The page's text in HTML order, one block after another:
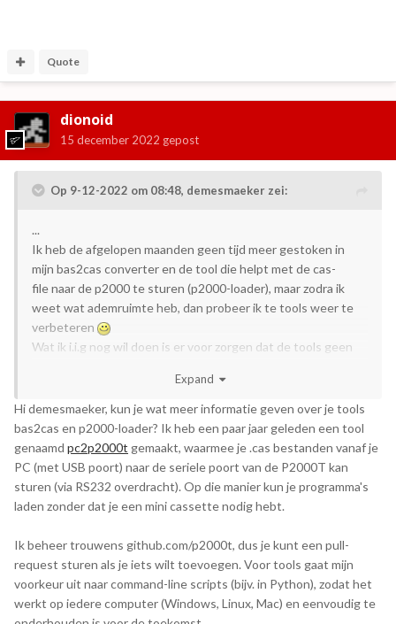
Quote
dionoid
15 december 2022 gepost
Op 9-12-2022 om 08:48, demesmaeker zei:
...
Ik heb de afgelopen maanden geen tijd meer gestoken in
mijn bas2cas converter en de tool die helpt met de cas-
file naar de p2000 te sturen (p2000-loader), maar zodra ik
weet wat ademruimte heb, dan probeer ik te tools weer te
verbeteren
Wat ik i.i.g nog wil doen is er voor zorgen dat de tools geen
ingebakken zitten in de exe-file. Dat maakt het allemaal
gebruiksvriendelijker. Ik wil graag dat het werkt op alle
Windows 10/11 computers.
Weet er iemand wie mijn tools kan toevoegen aan
github.com/p2000t ? Ik wil graag dat deze niet verloren gaan.
...
Expand
Hi demesmaeker, kun je wat meer informatie geven over je tools
bas2cas en p2000-loader? Ik heb een paar jaar geleden een tool
genaamd pc2p2000t gemaakt, waarmee je .cas bestanden vanaf je
PC (met USB poort) naar de seriele poort van de P2000T kan
sturen (via RS232 overdracht). Op die manier kun je programma's
laden zonder dat je een mini cassette nodig hebt.
Ik beheer trouwens github.com/p2000t, dus je kunt een pull-
request sturen als je iets wilt toevoegen. Voor tools gaat mijn
voorkeur uit naar command-line scripts (bijv. in Python), zodat het
werkt op iedere computer (Windows, Linux, Mac) en eenvoudig te